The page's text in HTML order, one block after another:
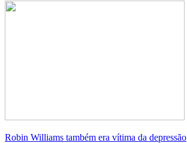
Robin Williams também era vítima da depressão